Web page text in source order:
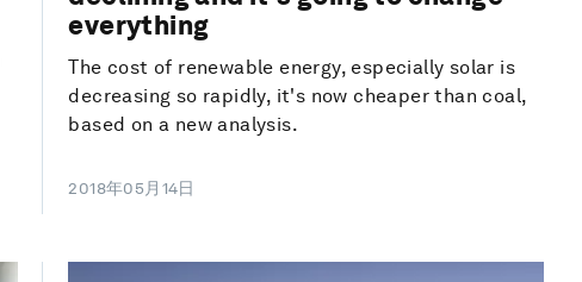
everything
The cost of renewable energy, especially solar is
decreasing so rapidly, it's now cheaper than coal,
based on a new analysis.
2018年05月14日